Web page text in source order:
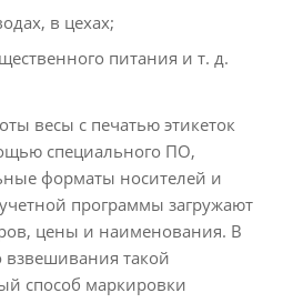
в цехах;
питания и т. д.
весы с печатью этикеток
специального ПО,
форматы носителей и
программы загружают
цены и наименования. В
взвешивания такой
способ маркировки